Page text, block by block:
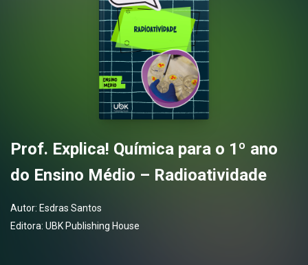
Prof. Explica! Química para o 1º ano
do Ensino Médio – Radioatividade
Autor: Esdras Santos
Editora: UBK Publishing House